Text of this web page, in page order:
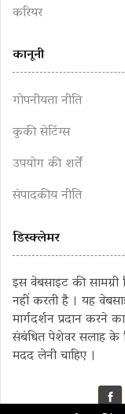
करियर
कानूनी
गोपनीयता नीति
कुकी सेटिंग्स
उपयोग की शर्तें
संपादकीय नीति
डिस्क्लेमर
इस वेबसाइट की सामग्री
नहीं करती है । यह
मार्गदर्शन प्रदान करने
संबंधित पेशेवर सलाह के
मदद लेनी चाहिए ।